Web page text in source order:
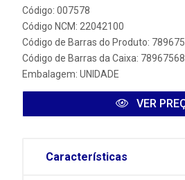
Código: 007578
Código NCM: 22042100
Código de Barras do Produto:
Código de Barras da Caixa:
Embalagem: UNIDADE
VER
Características